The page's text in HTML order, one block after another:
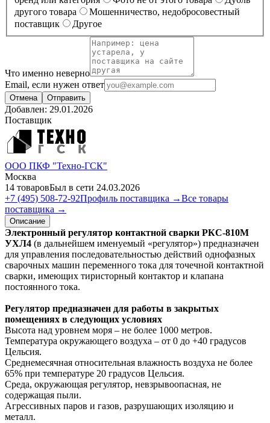
другого товара
Мошенничество, недобросовестный
поставщик
Другое
Что именно неверно
Email, если нужен ответ
Отмена Отправить
Добавлен: 29.01.2026
Поставщик
ООО ПКФ "Техно-ГСК"
Москва
14 товаровБыл в сети 24.03.2026
+7 (495) 508-72-92Профиль поставщика →Все товары
поставщика →
Описание
Электронный регулятор контактной сварки РКС-810М
УХЛ4 (в дальнейшем именуемый «регулятор») предназначен
для управления последовательностью действий однофазных
сварочных машин переменного тока для точечной контактной
сварки, имеющих тиристорный контактор и клапана
постоянного тока.
Регулятор предназначен для работы в закрытых
помещениях в следующих условиях
Высота над уровнем моря – не более 1000 метров.
Температура окружающего воздуха – от 0 до +40 градусов
Цельсия.
Среднемесячная относительная влажность воздуха не более
65% при температуре 20 градусов Цельсия.
Среда, окружающая регулятор, невзрывоопасная, не
содержащая пыли.
Агрессивных паров и газов, разрушающих изоляцию и
металл.